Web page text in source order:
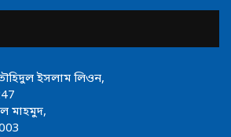
ইসলাম লিওন,
মাহমুদ,